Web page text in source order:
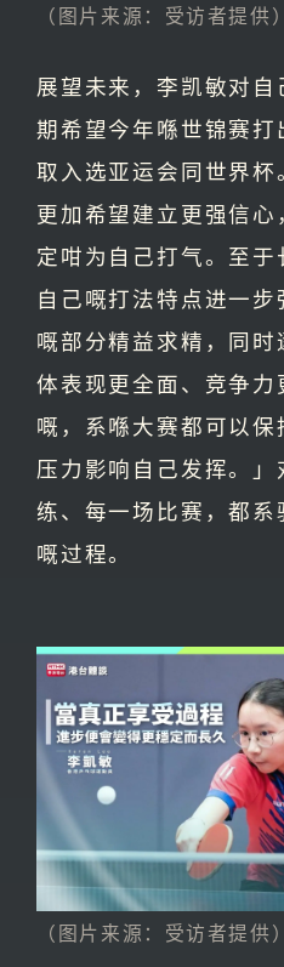
（图片来源：受访者提供）
展望未来，李凯敏对
期希望今年喺世锦赛
取入选亚运会同世界
更加希望建立更强信
定咁为自己打气。至
自己嘅打法特点进一
嘅部分精益求精，同
体表现更全面、竞争
嘅，系喺大赛都可以
压力影响自己发挥。
练、每一场比赛，都
嘅过程。
（图片来源：受访者提供）